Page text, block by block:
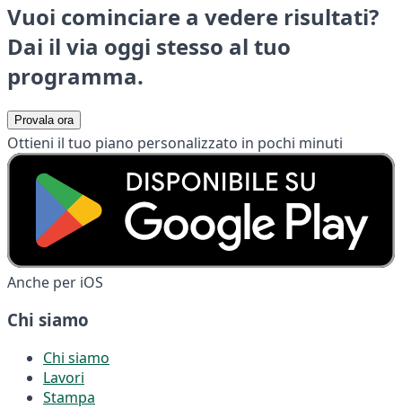
Vuoi cominciare a vedere risultati?
Dai il via oggi stesso al tuo
programma.
Provala ora
Ottieni il tuo piano personalizzato in pochi minuti
Anche per iOS
Chi siamo
Chi siamo
Lavori
Stampa